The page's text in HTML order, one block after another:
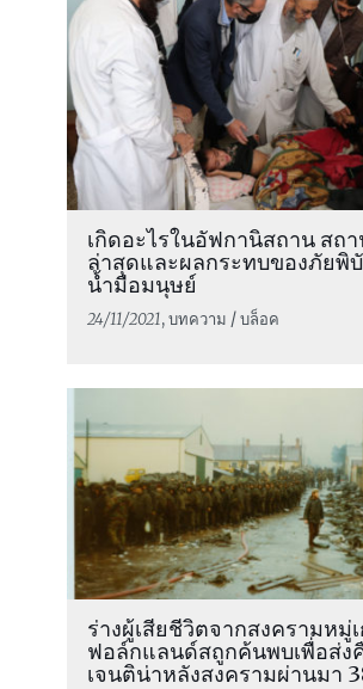
เกิดอะไรในอัฟกานิสถาน สถ
ล่าสุดและผลกระทบของภัยพิ
น้ำมือมนุษย์
24/11/2021, บทความ / บล็อค
ร่างผู้เสียชีวิตจากสงครามหมู่เ
ฟอล์กแลนด์สถูกค้นพบเพื่อส่ง
เจนติน่าหลังสงครามผ่านมา